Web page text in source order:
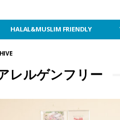
HALAL&MUSLIM FRIENDLY
レルゲンフリー